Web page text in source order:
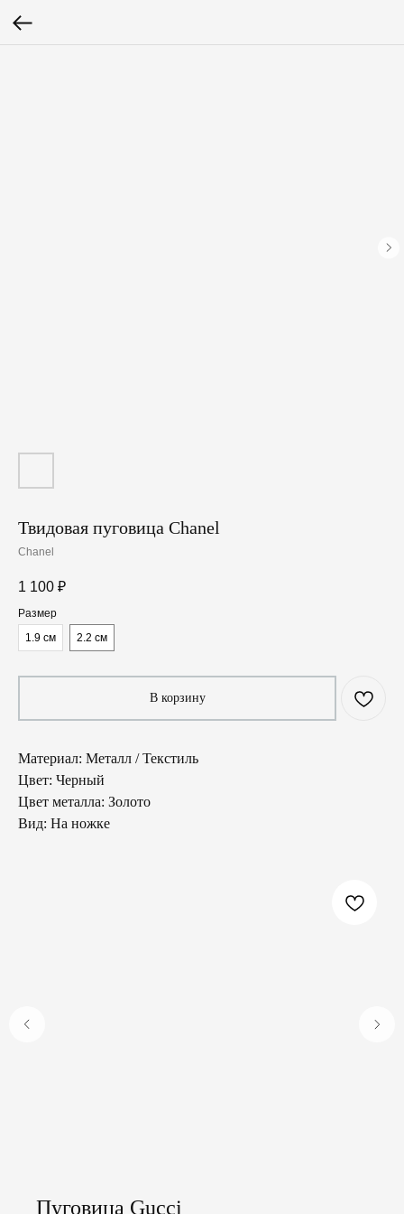
Твидовая пуговица Chanel
Chanel
1 100 ₽
Размер
1.9 см
2.2 см
В корзину
Материал: Металл / Текстиль
Цвет: Черный
Цвет металла: Золото
Вид: На ножке
Пуговица Gucci